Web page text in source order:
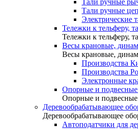
Тали ручные
Тали ручные
Электрические
Тележки к тельферу,
Тележки к тельферу,
Весы крановые,
Весы крановые,
Производства
Производства
Электронные
Опорные и
Опорные и
Деревообрабатывающее
Деревообрабатывающее
Автоподатчики для